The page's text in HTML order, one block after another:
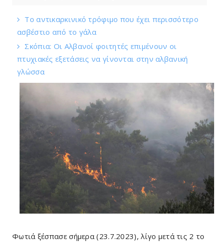
Το αντικαρκινικό τρόφιμο που έχει περισσότερο
ασβέστιο από το γάλα
Σκόπια: Οι Αλβανοί φοιτητές επιμένουν οι
πτυχιακές εξετάσεις να γίνονται στην αλβανική
γλώσσα
Φωτιά ξέσπασε σήμερα (23.7.2023), λίγο μετά τις 2 το